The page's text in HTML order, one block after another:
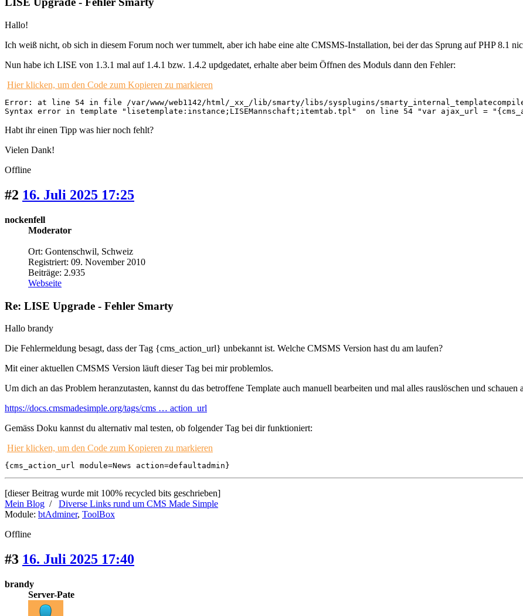
Hallo!
Ich weiß nicht, ob sich in diesem Forum noch wer tummelt, aber ich habe eine alte CMSMS-Installation, bei der das Sprung auf PHP 8.1
Nun habe ich LISE von 1.3.1 mal auf 1.4.1 bzw. 1.4.2 updgedatet, erhalte aber beim Öffnen des Moduls dann den Fehler:
Hier klicken, um den Code zum Kopieren zu markieren
Error: at line 54 in file /var/www/web1142/html/_xx_/lib/smarty/libs/sysplugins/
Syntax error in template "lisetemplate:instance;LISEMannschaft;itemtab.tpl"  on line 54 "var ajax_url =
Habt ihr einen Tipp was hier noch fehlt?
Vielen Dank!
Offline
#2 16. Juli 2025 17:25
nockenfell
Moderator
Ort: Gontenschwil, Schweiz
Registriert: 09. November 2010
Beiträge: 2.935
Webseite
Re: LISE Upgrade - Fehler Smarty
Hallo brandy
Die Fehlermeldung besagt, dass der Tag {cms_action_url} unbekannt ist. Welche CMSMS Version hast du am laufen?
Mit einer aktuellen CMSMS Version läuft dieser Tag bei mir problemlos.
Um dich an das Problem heranzutasten, kannst du das betroffene Template auch manuell bearbeiten und mal alles rauslöschen und
https://docs.cmsmadesimple.org/tags/cms … action_url
Gemäss Doku kannst du alternativ mal testen, ob folgender Tag bei dir funktioniert:
Hier klicken, um den Code zum Kopieren zu markieren
{cms_action_url module=News action=defaultadmin}
[dieser Beitrag wurde mit 100% recycled bits geschrieben]
Mein Blog / Diverse Links rund um CMS Made Simple
Module: btAdminer, ToolBox
Offline
#3 16. Juli 2025 17:40
brandy
Server-Pate